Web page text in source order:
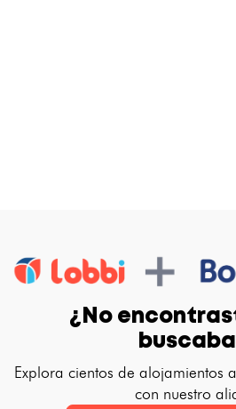
¿No
Explora cientos de alojamientos
con nuestro